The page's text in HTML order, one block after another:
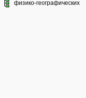
физико-географических